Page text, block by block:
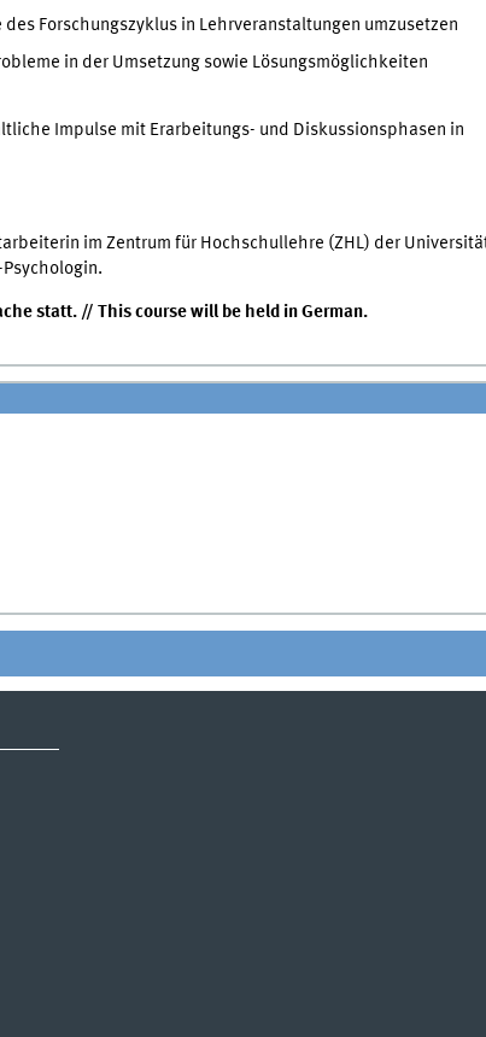
Forschungszyklus in Lehrveranstaltungen umzusetzen
in der Umsetzung sowie Lösungsmöglichkeiten
Impulse mit Erarbeitungs- und Diskussionsphasen in
im Zentrum für Hochschullehre (ZHL) der
statt. // This course will be held in German.